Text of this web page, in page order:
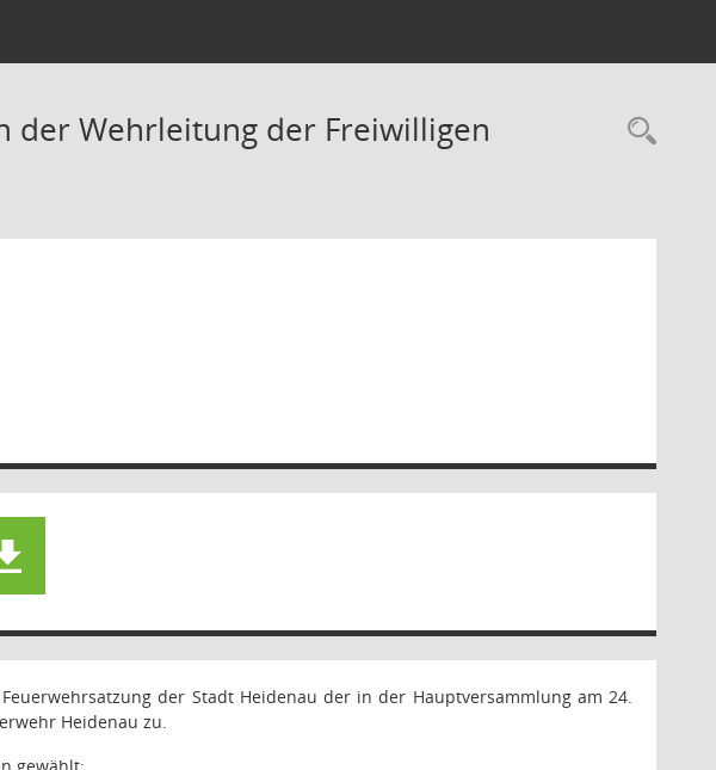
der Wehrleitung der Freiwilligen
der Stadt Heidenau der in der Hauptversammlung am 24.
Heidenau zu.